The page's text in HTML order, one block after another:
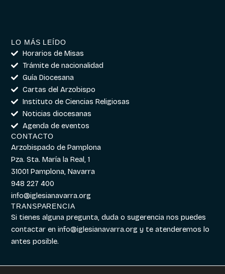
LO MÁS LEÍDO
Horarios de Misas
Trámite de nacionalidad
Guía Diocesana
Cartas del Arzobispo
Instituto de Ciencias Religiosas
Noticias diocesanas
Agenda de eventos
CONTACTO
Arzobispado de Pamplona
Pza. Sta. María la Real, 1
31001 Pamplona, Navarra
948 227 400
info@iglesianavarra.org
TRANSPARENCIA
Si tienes alguna pregunta, duda o sugerencia nos puedes
contactar eninfo@iglesianavarra.org y te atenderemos lo
antes posible.